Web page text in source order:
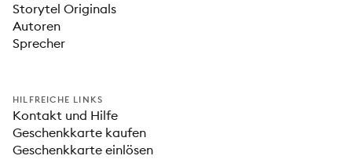
Storytel Originals
Autoren
Sprecher
HILFREICHE LINKS
Kontakt und Hilfe
Geschenkkarte kaufen
Geschenkkarte einlösen